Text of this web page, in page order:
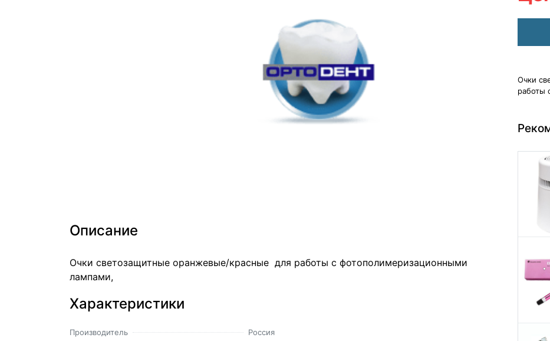
Описание
Очки светозащитные оранжевые/красные для работы с фотополимеризационными
лампами,
Характеристики
Производитель
Россия
Очки
работы